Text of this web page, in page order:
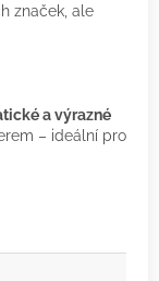
značek, ale
a výrazné
– ideální pro